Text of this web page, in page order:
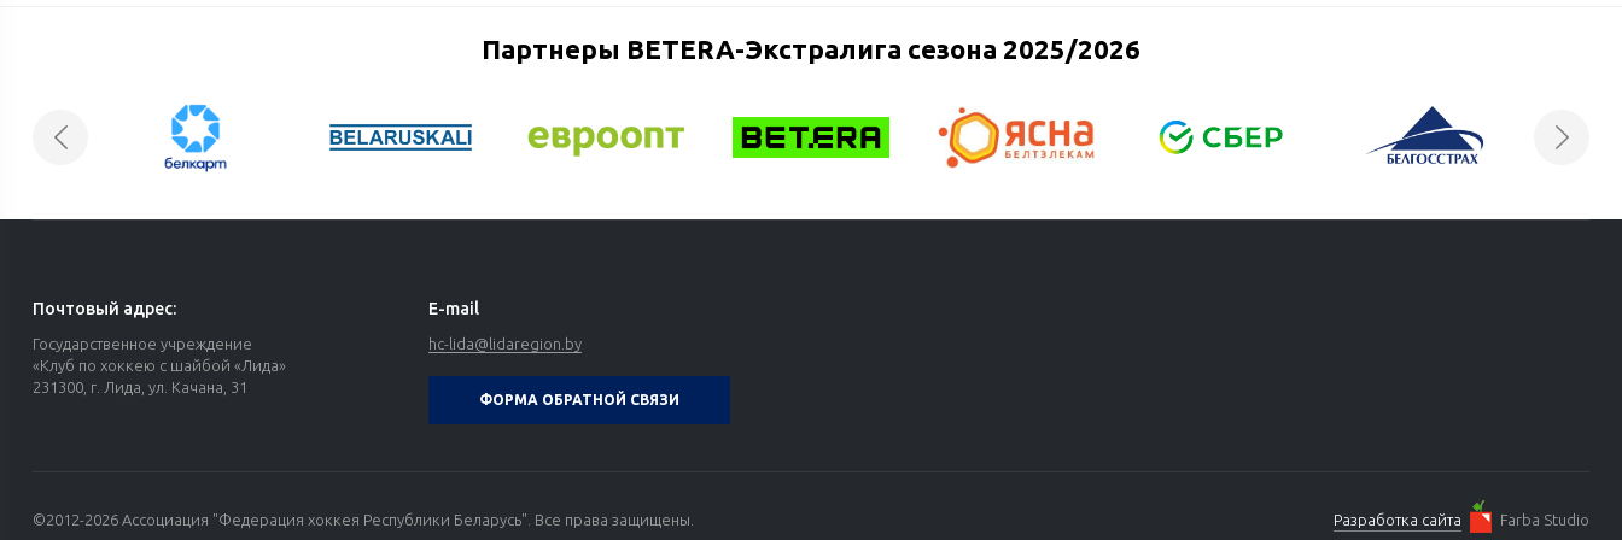
Партнеры BETERA-Экстралига сезона 2025/2026
Почтовый адрес:
Государственное учреждение
«Клуб по хоккею с шайбой «Лида»
231300, г. Лида, ул. Качана, 31
E-mail
hc-lida@lidaregion.by
ФОРМА ОБРАТНОЙ СВЯЗИ
©2012-2026 Ассоциация "Федерация хоккея Республики Беларусь". Все права защищены. Разработка сайта Farba Studio